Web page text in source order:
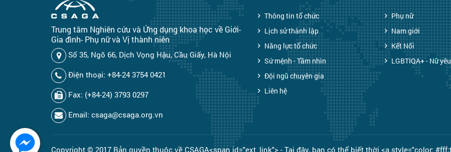
Trung tâm Nghiên cứu và Ứng dụng khoa học về Giới-
Gia đình- Phụ nữ và Vị thành niên
Số 35, Ngõ 66, Dịch Vọng Hậu, Cầu Giấy, Hà Nội
Điện thoại: +84-24 3754 0421
Fax: (+84-24) 3793 0297
Email: csaga@csaga.org.vn
Thông tin tổ chức
Lịch sử thành lập
Năng lực tổ chức
Sứ mệnh - Tầm nhìn
Đội ngũ chuyên gia
Liên hệ
Phụ nữ
Nam giới
Kết Nối
LGBTIQA+ - Nữ
Copyright © 2017 Bản quyền thuộc về CSAGA<span id="ext_link"> - Tại đây, bạn có thể biết thời <a style="color: